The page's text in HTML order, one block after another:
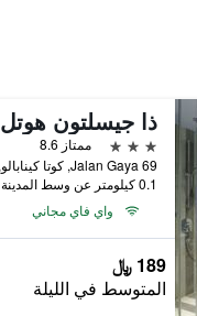
ذا جيسلتون هوتل
3 نجوم
ممتاز 8.6
69 Jalan Gaya, كوتا كينابالو, ماليزيا
0.1 كيلومتر عن وسط المدينة
واي فاي مجاني
189 ﷼
المتوسط في الليلة